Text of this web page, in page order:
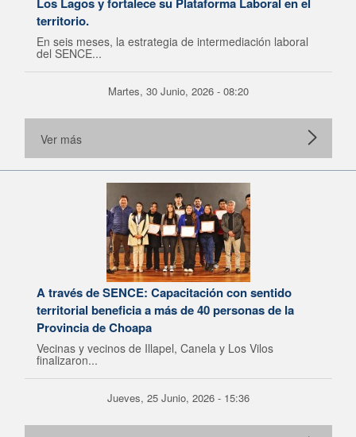
territorio.
En seis meses, la estrategia de intermediación laboral
del SENCE...
Martes, 30 Junio, 2026 - 08:20
Ver más
A través de SENCE: Capacitación con sentido
territorial beneficia a más de 40 personas de la
Provincia de Choapa
Vecinas y vecinos de Illapel, Canela y Los Vilos
finalizaron...
Jueves, 25 Junio, 2026 - 15:36